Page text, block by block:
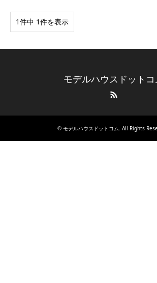
1件中 1件を表示
モデルハウスドットコ
© モデルハウスドットコム . All Rights